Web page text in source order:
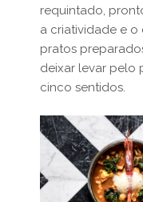
requintado,
a criatividade e
pratos
deixar levar pelo
cinco sentidos.